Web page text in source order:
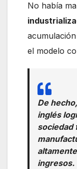
No había
el modelo
De
inglés
sociedad
ingresos.